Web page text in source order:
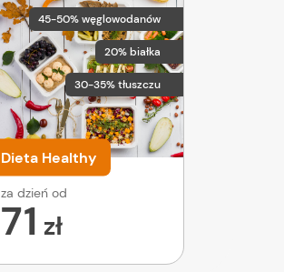
45-50% węglowodanów
20% białka
30-35% tłuszczu
Dieta Healthy
za dzień od
71 zł